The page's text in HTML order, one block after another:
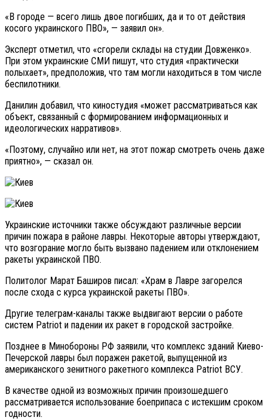
«В городе — всего лишь двое погибших, да и то от действия
косого украинского ПВО», — заявил он».
Эксперт отметил, что «сгорели склады на студии Довженко».
При этом украинские СМИ пишут, что студия «практически
полыхает», предположив, что там могли находиться в том числе
беспилотники.
Данилин добавил, что киностудия «может рассматриваться как
объект, связанный с формированием информационных и
идеологических нарративов».
«Поэтому, случайно или нет, на этот пожар смотреть очень даже
приятно», — сказал он.
Украинские источники также обсуждают различные версии
причин пожара в районе лавры. Некоторые авторы утверждают,
что возгорание могло быть вызвано падением или отклонением
ракеты украинской ПВО.
Политолог Марат Баширов писал: «Храм в Лавре загорелся
после схода с курса украинской ракеты ПВО».
Другие телеграм-каналы также выдвигают версии о работе
систем Patriot и падении их ракет в городской застройке.
Позднее в Минобороны РФ заявили, что комплекс зданий Киево-
Печерской лавры был поражен ракетой, выпущенной из
американского зенитного ракетного комплекса Patriot ВСУ.
В качестве одной из возможных причин произошедшего
рассматривается использование боеприпаса с истекшим сроком
годности.